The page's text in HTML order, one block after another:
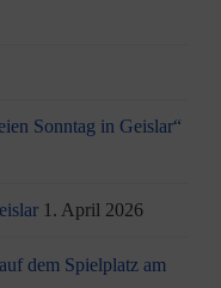
Sonntag in Geislar“
1. April 2026
dem Spielplatz am